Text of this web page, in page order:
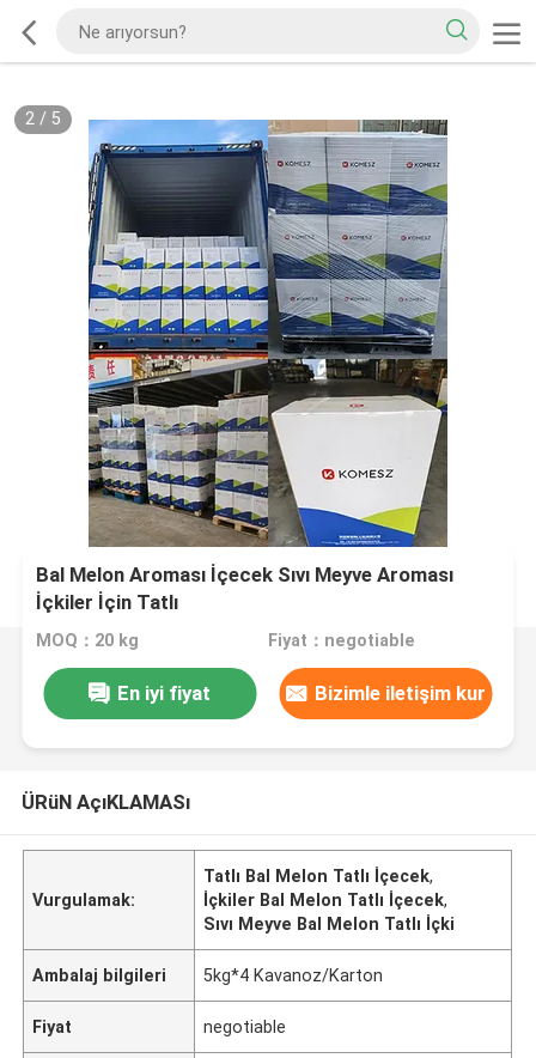
2/ 5
Bal Melon Aroması İçecek Sıvı Meyve Aroması
İçkiler İçin Tatlı
MOQ：20 kg Fiyat：negotiable
En iyi fiyat Bizimle iletişim kur
ÜRüN AçıKLAMASı
Vurgulamak:
Tatlı Bal Melon Tatlı İçecek,
İçkiler Bal Melon Tatlı İçecek,
Sıvı Meyve Bal Melon Tatlı İçki
Ambalaj bilgileri 5kg*4 Kavanoz/Karton
Fiyat negotiable